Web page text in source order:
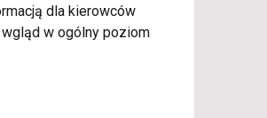
dla kierowców
wgląd w ogólny poziom